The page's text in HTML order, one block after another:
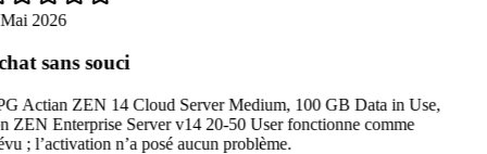
2026
sans souci
Actian ZEN 14 Cloud Server Medium, 100 GB Data in Use,
ZEN Enterprise Server v14 20-50 User fonctionne comme
; l’activation n’a posé aucun problème.